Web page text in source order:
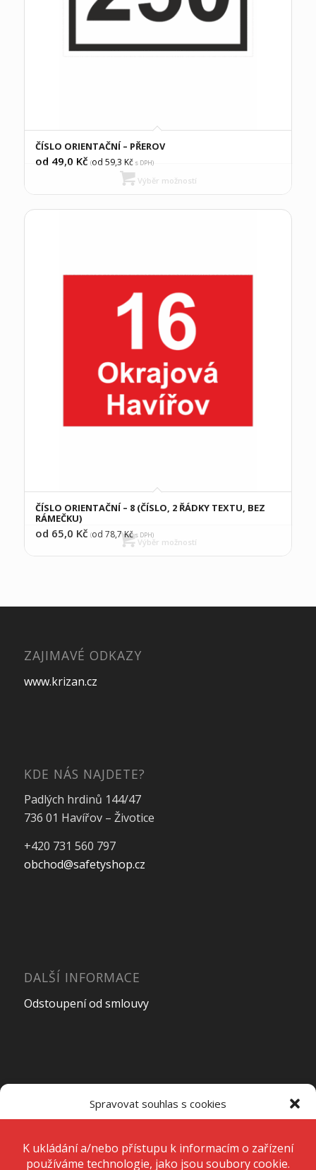
Spravovat souhlas s cookies
technologie, jako jsou soubory cookie. Děláme to, abychom zlepšili
zážitek z prohlížení a zobrazovali personalizované reklamy. Souhlas s
ČÍSLO ORIENTAČNÍ – PŘEROV
od 49,0 Kč (od 59,3 Kčs DPH)
Výběr možností
ČÍSLO ORIENTAČNÍ – 8 (ČÍSLO, 2 ŘÁDKY TEXTU, BEZ
RÁMEČKU)
od 65,0 Kč (od 78,7Kčs DPH)
Výběr možností
ZAJIMAVÉ ODKAZY
www.krizan.cz
KDE NÁS NAJDETE?
Padlých hrdinů 144/47
736 01 Havířov – Životice
+420 731 560 797
obchod@safetyshop.cz
DALŠÍ INFORMACE
Odstoupení od smlouvy
Pondělí – Pátek7:00 – 15:00